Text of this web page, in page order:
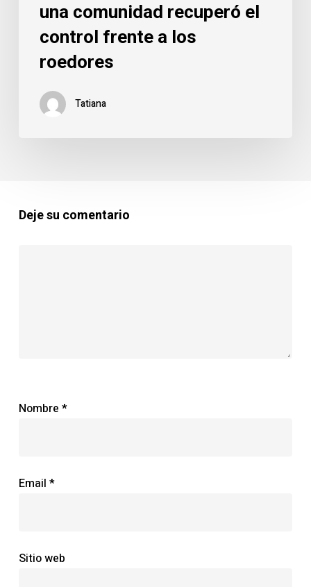
roedores
una comunidad recuperó el
control frente a los
roedores
Tatiana
Deje su comentario
Nombre *
Email *
Sitio web